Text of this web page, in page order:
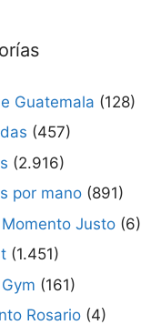
Guatemala (128)
(457)
(2.916)
por mano (891)
Momento Justo (6)
(1.451)
(161)
Rosario (4)